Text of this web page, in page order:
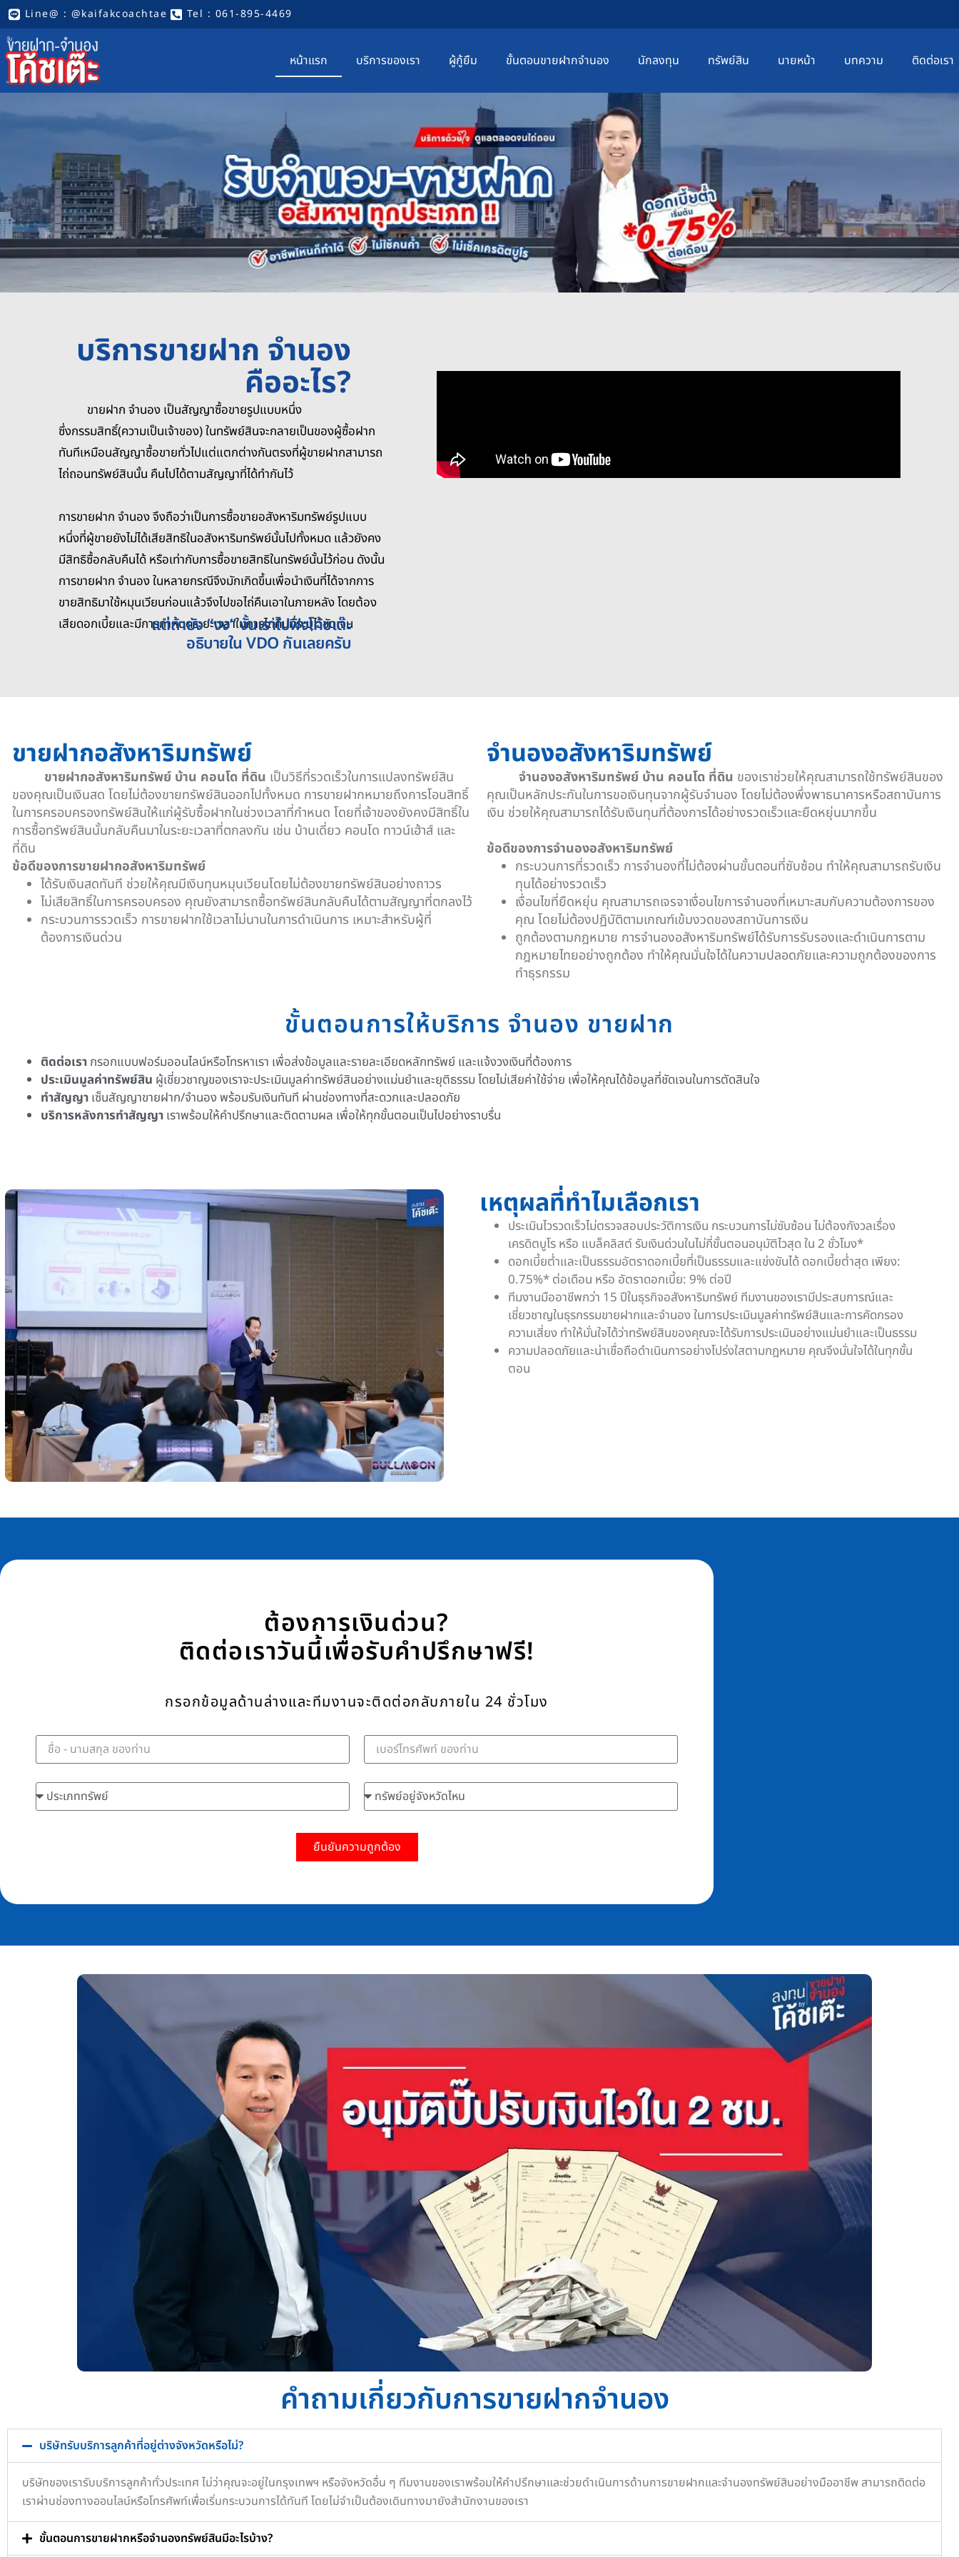
Line@ : @kaifakcoachtae Tel : 061-895-4469
หน้าแรก บริการของเรา ผู้กู้ยืม ขั้นตอนขายฝากจำนอง นักลงทุน ทรัพย์สิน นายหน้า บทความ ติดต่อเรา
บริการขายฝาก จำนอง
คืออะไร?
ขายฝาก จำนอง เป็นสัญญาซื้อขายรูปแบบหนึ่ง
ซึ่งกรรมสิทธิ์(ความเป็นเจ้าของ) ในทรัพย์สินจะกลายเป็นของผู้ซื้อฝาก
ทันทีเหมือนสัญญาซื้อขายทั่วไปแต่แตกต่างกันตรงที่ผู้ขายฝากสามารถ
ไถ่ถอนทรัพย์สินนั้น คืนไปได้ตามสัญญาที่ได้ทำกันไว้
การขายฝาก จำนอง จึงถือว่าเป็นการซื้อขายอสังหาริมทรัพย์รูปแบบ
หนึ่งที่ผู้ขายยังไม่ได้เสียสิทธิในอสังหาริมทรัพย์นั้นไปทั้งหมด แล้วยังคง
มีสิทธิซื้อกลับคืนได้ หรือเท่ากับการซื้อขายสิทธิในทรัพย์นั้นไว้ก่อน ดังนั้น
การขายฝาก จำนอง ในหลายกรณีจึงมักเกิดขึ้นเพื่อนำเงินที่ได้จากการ
ขายสิทธิมาใช้หมุนเวียนก่อนแล้วจึงไปขอไถ่คืนเอาในภายหลัง โดยต้อง
เสียดอกเบี้ยและมีการกำหนดระยะเวลาในการไถ่คืนที่ระบุไว้ชัดเจน
แต่ถ้ายัง “งง” งั้นเราไปฟังโค้ชเต๊ะ
อธิบายใน VDO กันเลยครับ
ขายฝากอสังหาริมทรัพย์
ขายฝากอสังหาริมทรัพย์ บ้าน คอนโด ที่ดิน เป็นวิธีที่รวดเร็วในการแปลงทรัพย์สิน
ของคุณเป็นเงินสด โดยไม่ต้องขายทรัพย์สินออกไปทั้งหมด การขายฝากหมายถึงการโอนสิทธิ์
ในการครอบครองทรัพย์สินให้แก่ผู้รับซื้อฝากในช่วงเวลาที่กำหนด โดยที่เจ้าของยังคงมีสิทธิ์ใน
การซื้อทรัพย์สินนั้นกลับคืนมาในระยะเวลาที่ตกลงกัน เช่น บ้านเดี่ยว คอนโด ทาวน์เฮ้าส์ และ
ที่ดิน
ข้อดีของการขายฝากอสังหาริมทรัพย์
ได้รับเงินสดทันที ช่วยให้คุณมีเงินทุนหมุนเวียนโดยไม่ต้องขายทรัพย์สินอย่างถาวร
ไม่เสียสิทธิ์ในการครอบครอง คุณยังสามารถซื้อทรัพย์สินกลับคืนได้ตามสัญญาที่ตกลงไว้
กระบวนการรวดเร็ว การขายฝากใช้เวลาไม่นานในการดำเนินการ เหมาะสำหรับผู้ที่
ต้องการเงินด่วน
จำนองอสังหาริมทรัพย์
จำนองอสังหาริมทรัพย์ บ้าน คอนโด ที่ดิน ของเราช่วยให้คุณสามารถใช้ทรัพย์สินของ
คุณเป็นหลักประกันในการขอเงินทุนจากผู้รับจำนอง โดยไม่ต้องพึ่งพาธนาคารหรือสถาบันการ
เงิน ช่วยให้คุณสามารถได้รับเงินทุนที่ต้องการได้อย่างรวดเร็วและยืดหยุ่นมากขึ้น
ข้อดีของการจำนองอสังหาริมทรัพย์
กระบวนการที่รวดเร็ว การจำนองที่ไม่ต้องผ่านขั้นตอนที่ซับซ้อน ทำให้คุณสามารถรับเงิน
ทุนได้อย่างรวดเร็ว
เงื่อนไขที่ยืดหยุ่น คุณสามารถเจรจาเงื่อนไขการจำนองที่เหมาะสมกับความต้องการของ
คุณ โดยไม่ต้องปฏิบัติตามเกณฑ์เข้มงวดของสถาบันการเงิน
ถูกต้องตามกฎหมาย การจำนองอสังหาริมทรัพย์ได้รับการรับรองและดำเนินการตาม
กฎหมายไทยอย่างถูกต้อง ทำให้คุณมั่นใจได้ในความปลอดภัยและความถูกต้องของการ
ทำธุรกรรม
ขั้นตอนการให้บริการ จำนอง ขายฝาก
ติดต่อเรากรอกแบบฟอร์มออนไลน์หรือโทรหาเรา เพื่อส่งข้อมูลและรายละเอียดหลักทรัพย์ และแจ้งวงเงินที่ต้องการ
ประเมินมูลค่าทรัพย์สิน ผู้เชี่ยวชาญของเราจะประเมินมูลค่าทรัพย์สินอย่างแม่นยำและยุติธรรม โดยไม่เสียค่าใช้จ่าย เพื่อให้คุณได้ข้อมูลที่ชัดเจนในการตัดสินใจ
ทำสัญญาเซ็นสัญญาขายฝาก/จำนอง พร้อมรับเงินทันที ผ่านช่องทางที่สะดวกและปลอดภัย
บริการหลังการทำสัญญาเราพร้อมให้คำปรึกษาและติดตามผล เพื่อให้ทุกขั้นตอนเป็นไปอย่างราบรื่น
เหตุผลที่ทำไมเลือกเรา
ประเมินไวรวดเร็วไม่ตรวจสอบประวัติการเงิน กระบวนการไม่ซับซ้อน ไม่ต้องกังวลเรื่อง
เครดิตบูโร หรือ แบล็คลิสต์รับเงินด่วนในไม่กี่ขั้นตอนอนุมัติไวสุด ใน 2 ชั่วโมง*
ดอกเบี้ยต่ำและเป็นธรรมอัตราดอกเบี้ยที่เป็นธรรมและแข่งขันได้ ดอกเบี้ยต่ำสุด เพียง:
0.75%* ต่อเดือน หรือ อัตราดอกเบี้ย: 9% ต่อปี
ทีมงานมืออาชีพกว่า 15 ปีในธุรกิจอสังหาริมทรัพย์ทีมงานของเรามีประสบการณ์และ
เชี่ยวชาญในธุรกรรมขายฝากและจำนอง ในการประเมินมูลค่าทรัพย์สินและการคัดกรอง
ความเสี่ยง ทำให้มั่นใจได้ว่าทรัพย์สินของคุณจะได้รับการประเมินอย่างแม่นยำและเป็นธรรม
ความปลอดภัยและน่าเชื่อถือดำเนินการอย่างโปร่งใสตามกฎหมาย คุณจึงมั่นใจได้ในทุกขั้น
ตอน
ต้องการเงินด่วน?
ติดต่อเราวันนี้เพื่อรับคำปรึกษาฟรี!
กรอกข้อมูลด้านล่างและทีมงานจะติดต่อกลับภายใน 24 ชั่วโมง
ยืนยันความถูกต้อง
คำถามเกี่ยวกับการขายฝากจำนอง
บริษัทรับบริการลูกค้าที่อยู่ต่างจังหวัดหรือไม่?
บริษัทของเรารับบริการลูกค้าทั่วประเทศ ไม่ว่าคุณจะอยู่ในกรุงเทพฯ หรือจังหวัดอื่น ๆ ทีมงานของเราพร้อมให้คำปรึกษาและช่วยดำเนินการด้านการขายฝากและจำนองทรัพย์สินอย่างมืออาชีพ สามารถติดต่อ
เราผ่านช่องทางออนไลน์หรือโทรศัพท์เพื่อเริ่มกระบวนการได้ทันที โดยไม่จำเป็นต้องเดินทางมายังสำนักงานของเรา
ขั้นตอนการขายฝากหรือจำนองทรัพย์สินมีอะไรบ้าง?